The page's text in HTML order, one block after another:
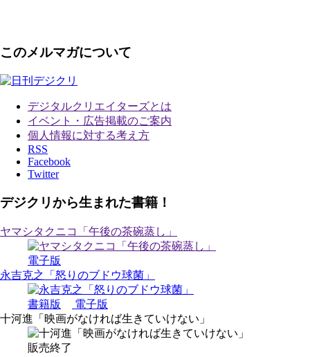
このメルマガについて
デジタルクリエイターズとは
イベント・広告掲載のご案内
個人情報に対する考え方
RSS
Facebook
Twitter
デジクリから生まれた書籍！
ヤマシタクニコ「午後の茶碗蒸し」
電子版
永吉克之「怒りのブドウ球菌」
書籍版
電子版
十河進「映画がなければ生きていけない」
販売終了